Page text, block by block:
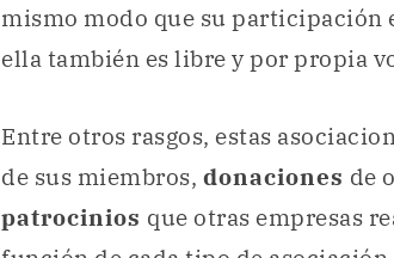
mismo modo que su participación
ella también es libre y por propia
Entre otros rasgos, estas
de sus miembros, donaciones de
patrocinios que otras empresas